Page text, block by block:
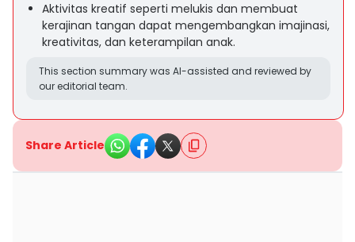
Aktivitas kreatif seperti melukis dan membuat
kerajinan tangan dapat mengembangkan imajinasi,
kreativitas, dan keterampilan anak.
This section summary was AI-assisted and reviewed by
our editorial team.
Share Article